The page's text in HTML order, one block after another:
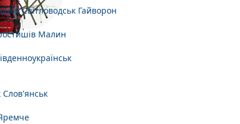
Світловодськ Гайворон
Малин
Слов'янськ